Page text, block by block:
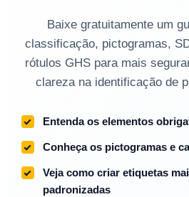
Baixe gratuitamente um
classificação, pictogramas,
rótulos GHS para mais
clareza na identificação de
Entenda os elementos
Conheça os pictogramas e
Veja como criar etiquetas
padronizadas